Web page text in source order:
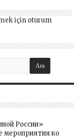
için oturum
России»
мероприятия ко